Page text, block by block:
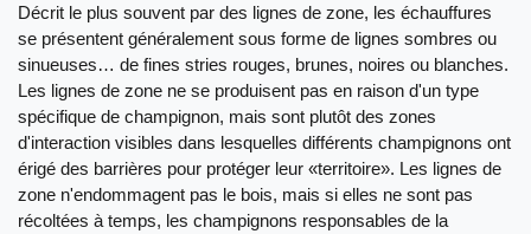
Décrit le plus souvent par des lignes de zone, les échauffures
se présentent généralement sous forme de lignes sombres ou
sinueuses… de fines stries rouges, brunes, noires ou blanches.
Les lignes de zone ne se produisent pas en raison d'un type
spécifique de champignon, mais sont plutôt des zones
d'interaction visibles dans lesquelles différents champignons ont
érigé des barrières pour protéger leur «territoire». Les lignes de
zone n'endommagent pas le bois, mais si elles ne sont pas
récoltées à temps, les champignons responsables de la